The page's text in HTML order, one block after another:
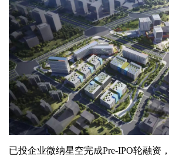
已投企业微纳星空完成Pre-IPO轮融资